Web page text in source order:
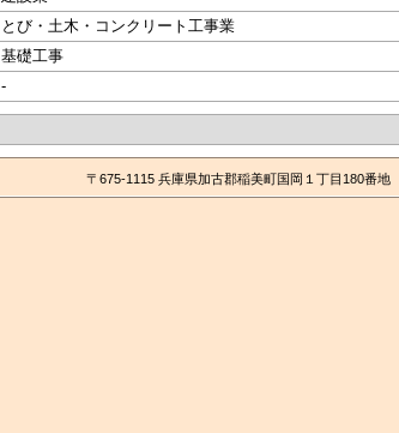
とび・土木・コンクリート工事業
基礎工事
-
〒675-1115 兵庫県加古郡稲美町国岡１丁目180番